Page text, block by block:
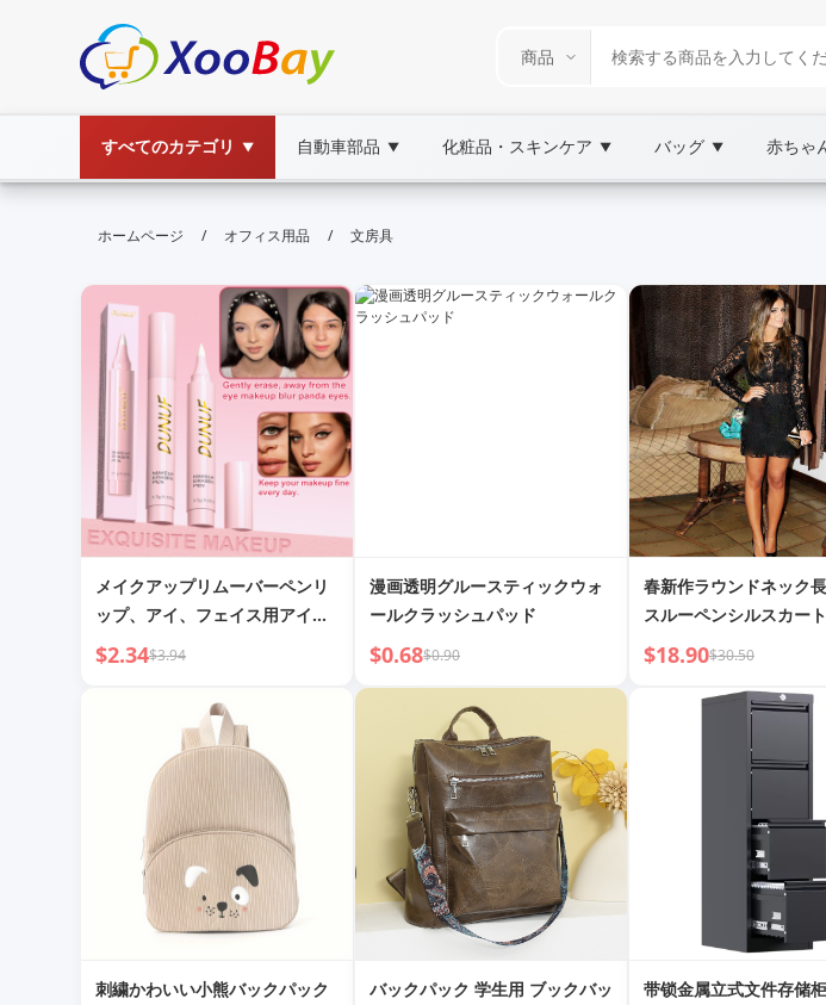
すべてのカテゴリ ▼ 自動車部品 ▼ 化粧品・スキンケア ▼ バッグ ▼ 赤ちゃ
文房具 | XOOBAY B2B/B2C Marketplace
日本国内で高品質な文房具をオンライン販売。ペン、ノート、ステーショナリーなど豊富な品揃え
ホームページ / オフィス用品 / 文房具
メイクアップリムーバーペンリ
ップ、アイ、フェイス用アイメ
イク補正
$2.34$3.94
漫画透明グルースティックウォ
ールクラッシュパッド
$0.68$0.90
春新作ラウンドネック
スルーペンシルスカー
スカート
$18.90$30.50
刺繍かわいい小熊バックパック
バックパック 学生用 ブックバッ
带锁金属立式文件存储